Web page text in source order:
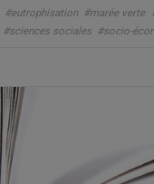
#eutrophisation #marée verte
#sciences sociales #socio-